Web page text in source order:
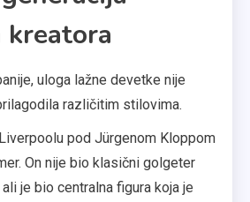
kreatora
uloga lažne devetke nije
različitim stilovima.
pod Jürgenom Kloppom
On nije bio klasični golgeter
je bio centralna figura koja je